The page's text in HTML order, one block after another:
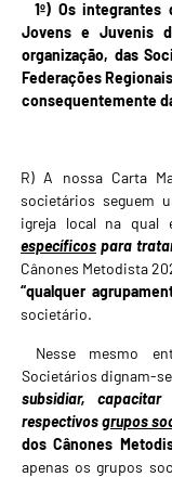
1º) Os integrantes
Jovens e Juvenis
organização, das
Federações
consequentemente
R) A nossa Carta
societários seguem
igreja local na qual
específicos para
Cânones Metodista
“qualquer
societário.
Nesse mesmo
Societários dignam-
subsidiar,
respectivosgrupos
dos Cânones
apenas os grupos